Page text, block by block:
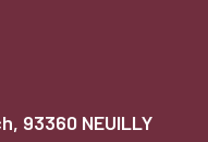
93360 NEUILLY